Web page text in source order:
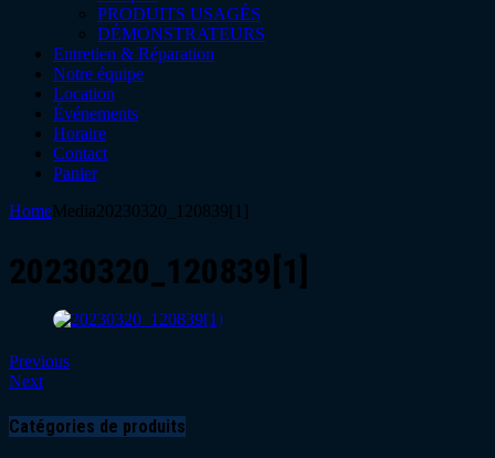
PRODUITS USAGÉS
DÉMONSTRATEURS
Entretien & Réparation
Notre équipe
Location
Événements
Horaire
Contact
Panier
HomeMedia20230320_120839[1]
20230320_120839[1]
Previous
Next
Catégories de produits